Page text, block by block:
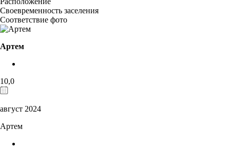
Своевременность заселения
Соответствие фото
Артем
10,0
август 2024
Артем